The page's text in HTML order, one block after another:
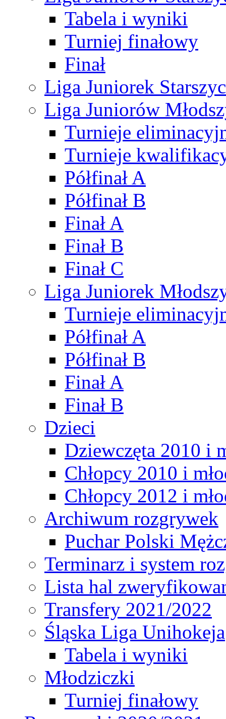
Tabela i wyniki
Turniej finałowy
Finał
Liga Juniorek
Liga Juniorów
Turnieje
Turnieje
Półfinał A
Półfinał B
Finał A
Finał B
Finał C
Liga Juniorek
Turnieje
Półfinał A
Półfinał B
Finał A
Finał B
Dzieci
Dziewczęta 2010 i
Chłopcy 2010 i
Chłopcy 2012 i
Archiwum rozgrywek
Puchar Polski
Terminarz i system
Lista hal
Transfery 2021/2022
Śląska Liga Unihokeja
Tabela i wyniki
Młodziczki
Turniej finałowy